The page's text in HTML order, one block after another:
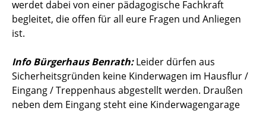
werdet dabei von einer pädagogische Fachkraft
begleitet, die offen für all eure Fragen und Anliegen
ist.
Info Bürgerhaus Benrath:Leider dürfen aus
Sicherheitsgründen keine Kinderwagen im Hausflur /
Eingang / Treppenhaus abgestellt werden. Draußen
neben dem Eingang steht eine Kinderwagengarage